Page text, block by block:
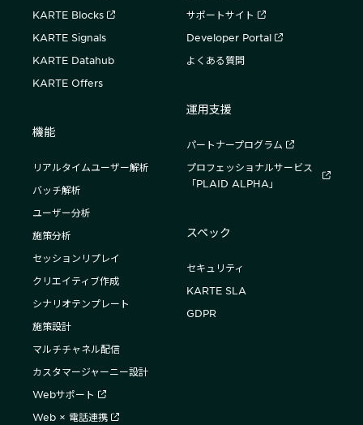
KARTE Blocks
KARTE Signals
KARTE Datahub
KARTE Offers
機能
リアルタイムユーザー解析
バッチ解析
ユーザー分析
施策分析
セッションリプレイ
クリエイティブ作成
シナリオテンプレート
施策設計
マルチチャネル配信
カスタマージャーニー設計
Webサポート
Web × 電話連携
サポートサイト
Developer Portal
よくある質問
運用支援
パートナープログラム
プロフェッショナルサービス
「PLAID ALPHA」
スペック
セキュリティ
KARTE SLA
GDPR